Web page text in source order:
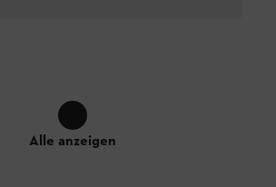
Alle anzeigen